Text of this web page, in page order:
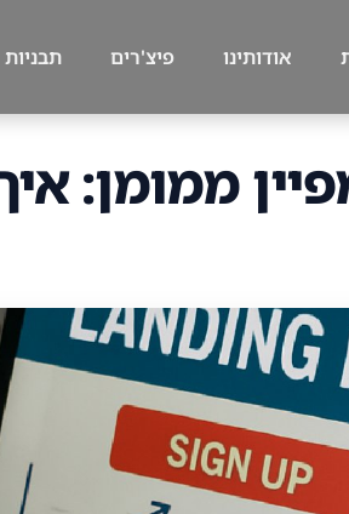
אודותינו פיצ'רים תבניות
ממומן: